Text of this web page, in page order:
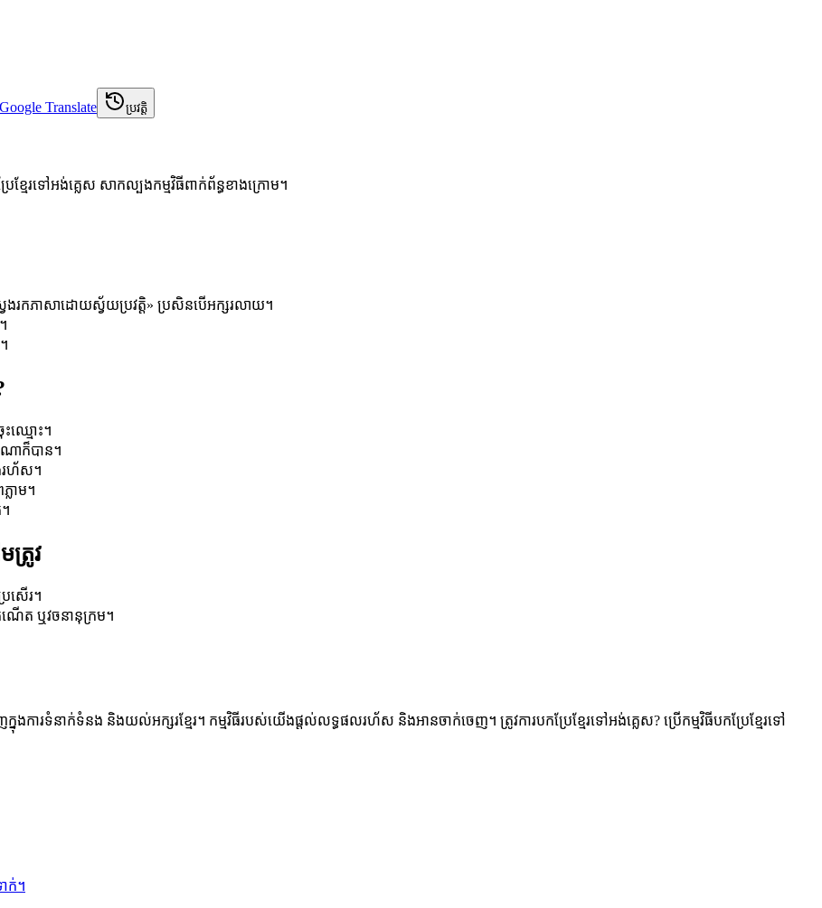
Translate ប្រវត្តិ
រែខ្មែរទៅអង់គ្លេស សាកល្បងកម្មវិធីពាក់ព័ន្ធខាងក្រោម។
វែងរកភាសាដោយស្វ័យប្រវត្តិ» ប្រសិនបើអក្សរលាយ។
ះឈ្មោះ។
ណាក៏បាន។
រហ័ស។
ាម។
ត្រូវ
សើរ។
ណើត ឬវចនានុក្រម។
ក្នុងការទំនាក់ទំនង និងយល់អក្សរខ្មែរ។ កម្មវិធីរបស់យើងផ្តល់លទ្ធផលរហ័ស និងអានចាក់ចេញ។ ត្រូវការបកប្រែខ្មែរទៅអង់គ្លេស? ប្រើកម្មវិធីបកប្រែខ្មែរទៅ
ក់។